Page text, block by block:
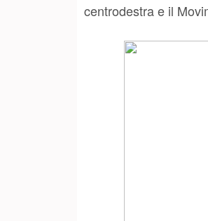
centrodestra e il